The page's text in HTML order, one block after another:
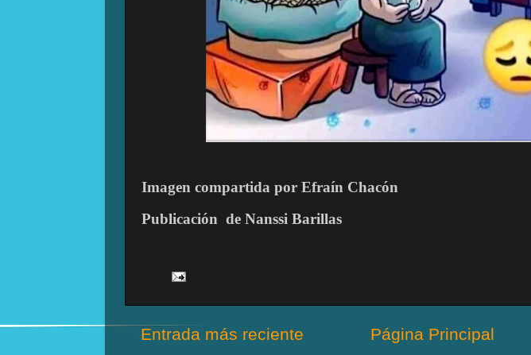
Imagen compartida por Efraín Chacón
Publicación de Nanssi Barillas
Entrada más reciente Página Principal